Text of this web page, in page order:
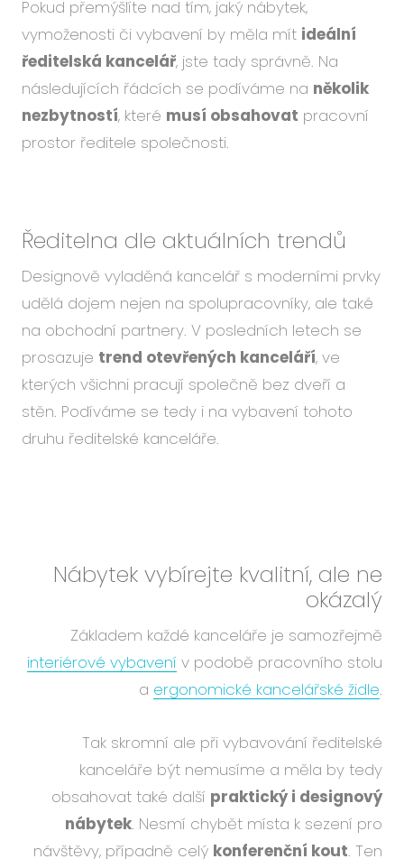
Pokud přemýšlíte nad tím, jaký nábytek,
vymoženosti či vybavení by měla mít ideální
ředitelská kancelář, jste tady správně. Na
následujících řádcích se podíváme na několik
nezbytností, které musí obsahovat pracovní
prostor ředitele společnosti.
Ředitelna dle aktuálních trendů
Designově vyladěná kancelář s moderními prvky
udělá dojem nejen na spolupracovníky, ale také
na obchodní partnery. V posledních letech se
prosazuje trend otevřených kanceláří, ve
kterých všichni pracují společně bez dveří a
stěn. Podíváme se tedy i na vybavení tohoto
druhu ředitelské kanceláře.
Nábytek vybírejte kvalitní, ale ne
okázalý
Základem každé kanceláře je samozřejmě
interiérové vybavení v podobě pracovního stolu
a ergonomické kancelářské židle.
Tak skromní ale při vybavování ředitelské
kanceláře být nemusíme a měla by tedy
obsahovat také další praktický i designový
nábytek. Nesmí chybět místa k sezení pro
návštěvy, případně celý konferenční kout. Ten